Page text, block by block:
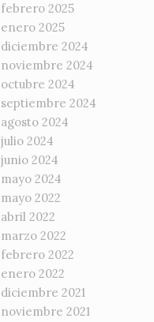
febrero 2025
enero 2025
diciembre 2024
noviembre 2024
octubre 2024
septiembre 2024
agosto 2024
julio 2024
junio 2024
mayo 2024
mayo 2022
abril 2022
marzo 2022
febrero 2022
enero 2022
diciembre 2021
noviembre 2021